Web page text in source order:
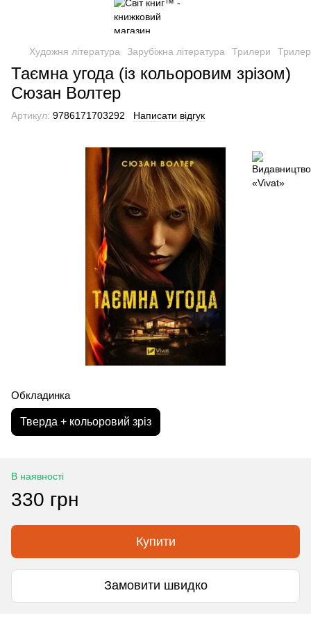
Художня література Зарубіжна література Трилери
Таємна угода (із кольоровим зрізом)
Сюзан Волтер
Артикул: 9786171703292 Написати відгук
Обкладинка
Тверда + кольоровий зріз
В наявності
330 грн
Купити
Замовити швидко